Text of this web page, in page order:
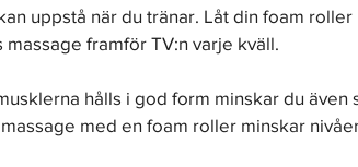
uppstå när du tränar. Låt din foam
massage framför TV:n varje kväll.
hålls i god form minskar du
med en foam roller minskar